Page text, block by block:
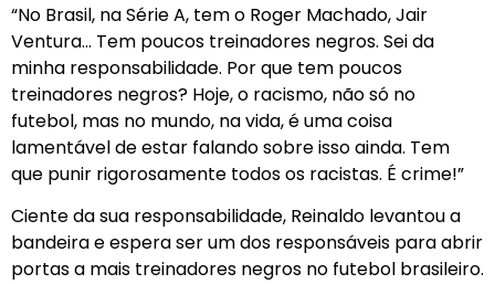
“No Brasil, na Série A, tem o Roger Machado, Jair
Ventura… Tem poucos treinadores negros. Sei da
minha responsabilidade. Por que tem poucos
treinadores negros? Hoje, o racismo, não só no
futebol, mas no mundo, na vida, é uma coisa
lamentável de estar falando sobre isso ainda. Tem
que punir rigorosamente todos os racistas. É crime!”
Ciente da sua responsabilidade, Reinaldo levantou a
bandeira e espera ser um dos responsáveis para abrir
portas a mais treinadores negros no futebol brasileiro.